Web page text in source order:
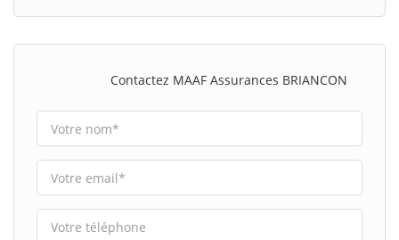
Contactez MAAF Assurances BRIANCON